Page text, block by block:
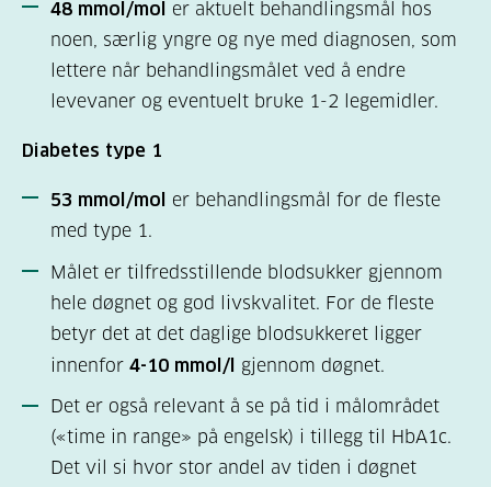
48 mmol/mol
er aktuelt behandlingsmål hos
noen, særlig yngre og nye med diagnosen, som
lettere når behandlingsmålet ved å endre
levevaner og eventuelt bruke 1-2 legemidler.
Diabetes type 1
53 mmol/mol
er behandlingsmål for de fleste
med type 1.
Målet er tilfredsstillende blodsukker gjennom
hele døgnet og god livskvalitet. For de fleste
betyr det at det daglige blodsukkeret ligger
innenfor 4-10 mmol/l
gjennom døgnet.
Det er også relevant å se på tid i målområdet
(«time in range» på engelsk) i tillegg til HbA1c.
Det vil si hvor stor andel av tiden i døgnet